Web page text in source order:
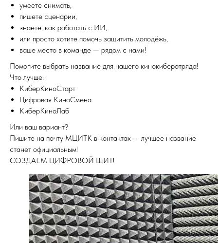
умеете снимать,
пишете сценарии,
знаете, как работать с ИИ,
или просто хотите помочь защитить молодёжь,
ваше место в команде — рядом с нами!
Помогите выбрать название для нашего кинокиберотряда!
Что лучше:
КиберКиноСтарт
Цифровая КиноСмена
КиберКиноЛаб
Или ваш вариант?
Пишите на почту МЦИТК в контактах — лучшее название
станет официальным!
СОЗДАЕМ ЦИФРОВОЙ ЩИТ!